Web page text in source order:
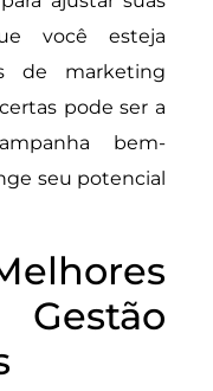
você esteja
de marketing
pode ser a
bem-
seu potencial
Gestão